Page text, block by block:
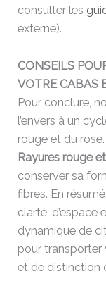
consulter les
externe).
CONSEILS
VOTRE CABAS
Pour conclure,
l’envers à un
rouge et du
Rayures rouge
conserver sa
fibres. En
clarté,
dynamique de
pour transporter
et de distinction